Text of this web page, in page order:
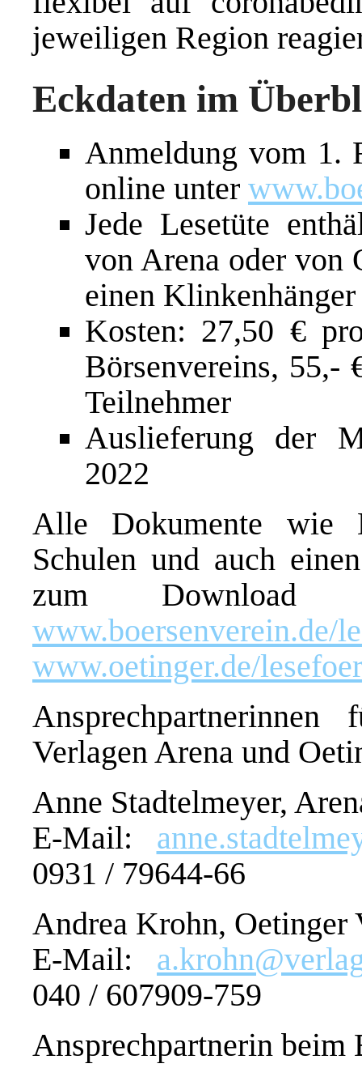
jeweiligen Region
Eckdaten im
Anmeldung vom 1.
online unter
Jede Lesetüte
von Arena oder von
einen Klinkenhänger
Kosten: 27,50 €
Börsenvereins, 55,-
Teilnehmer
Auslieferung der
2022
Alle Dokumente wie
Schulen und auch
zum Download
www.boersenverein.de/
www.oetinger.de/
Verlagen Arena und
Anne Stadtelmeyer,
E-Mail:
0931 / 79644-66
Andrea Krohn, Oetinger
E-Mail:
040 / 607909-759
Ansprechpartnerin